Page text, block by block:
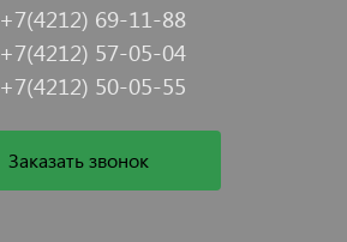
+7(4212) 69-11-88
+7(4212) 57-05-04
+7(4212) 50-05-55
Заказать звонок